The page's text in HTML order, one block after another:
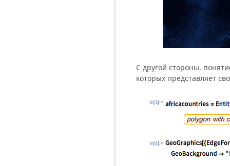
С другой стороны,
которых представляет
In[3]:=
In[4]:=